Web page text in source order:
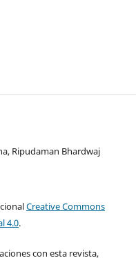
Ripudaman Bhardwaj
Creative Commons
4.0.
con esta revista,